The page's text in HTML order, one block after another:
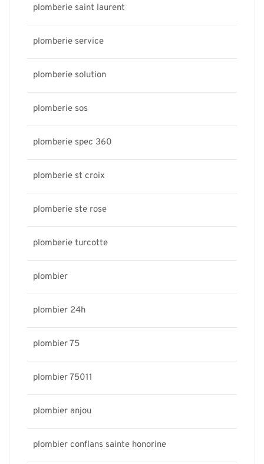
plomberie saint laurent
plomberie service
plomberie solution
plomberie sos
plomberie spec 360
plomberie st croix
plomberie ste rose
plomberie turcotte
plombier
plombier 24h
plombier 75
plombier 75011
plombier anjou
plombier conflans sainte honorine